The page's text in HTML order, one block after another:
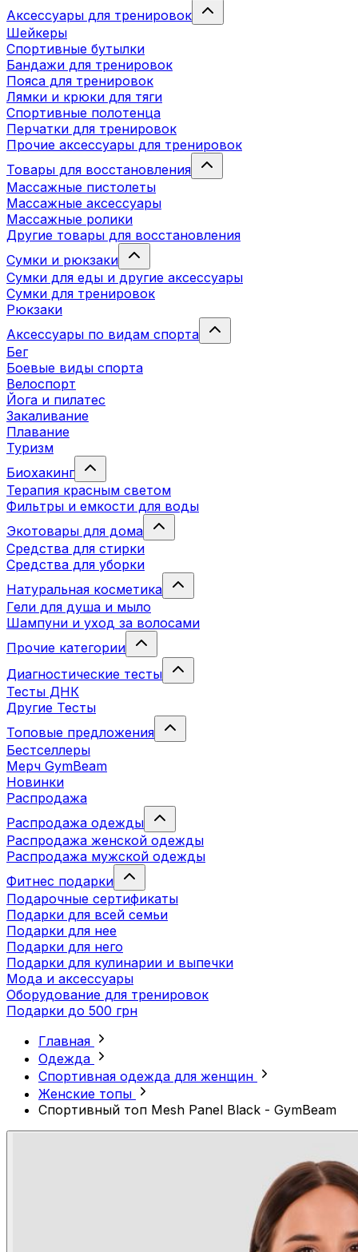
Аксессуары для тренировок
Шейкеры
Спортивные бутылки
Бандажи для тренировок
Пояса для тренировок
Лямки и крюки для тяги
Спортивные полотенца
Перчатки для тренировок
Прочие аксессуары для тренировок
Товары для восстановления
Массажные пистолеты
Массажные аксессуары
Массажные ролики
Другие товары для восстановления
Сумки и рюкзаки
Сумки для еды и другие аксессуары
Сумки для тренировок
Рюкзаки
Аксессуары по видам спорта
Бег
Боевые виды спорта
Велоспорт
Йога и пилатес
Закаливание
Плавание
Туризм
Биохакинг
Терапия красным светом
Фильтры и емкости для воды
Экотовары для дома
Средства для стирки
Средства для уборки
Натуральная косметика
Гели для душа и мыло
Шампуни и уход за волосами
Прочие категории
Диагностические тесты
Тесты ДНК
Другие Тесты
Топовые предложения
Бестселлеры
Мерч GymBeam
Новинки
Распродажа
Распродажа одежды
Распродажа женской одежды
Распродажа мужской одежды
Фитнес подарки
Подарочные сертификаты
Подарки для всей семьи
Подарки для нее
Подарки для него
Подарки для кулинарии и выпечки
Мода и аксессуары
Оборудование для тренировок
Подарки до 500 грн
Главная
Одежда
Спортивная одежда для женщин
Женские топы
Спортивный топ Mesh Panel Black - GymBeam